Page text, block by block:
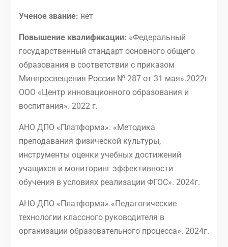
Ученое звание: нет
Повышение квалификации: «Федеральный
государственный стандарт основного общего
образования в соответствии с приказом
Минпросвещения России № 287 от 31 мая».2022г
ООО «Центр инновационного образования и
воспитания». 2022 г.
АНО ДПО «Платформа». «Методика
преподавания физической культуры,
инструменты оценки учебных достижений
учащихся и мониторинг эффективности
обучения в условиях реализации ФГОС». 2024г.
АНО ДПО «Платформа».«Педагогические
технологии классного руководителя в
организации образовательного процесса». 2024г.